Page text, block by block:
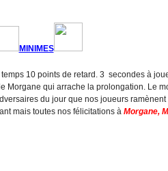
MINIMES
10 points de retard. 3 secondes à
Morgane qui arrache la prolongation. Le
du jour que nos joueurs
mais toutes nos félicitations à Morgane,